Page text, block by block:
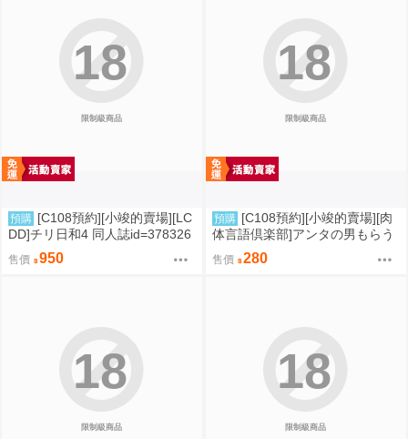
限制級商品
18
預購 [C108預約][小竣的賣場][LC
DD]チリ日和4 同人誌id=378326
售價 950
限制級商品
18
預購 [C108預約][小竣的賣場][肉
体言語倶楽部]アンタの男もらう
わよ 同人誌id=3768124
售價 280
限制級商品
18
限制級商品
18